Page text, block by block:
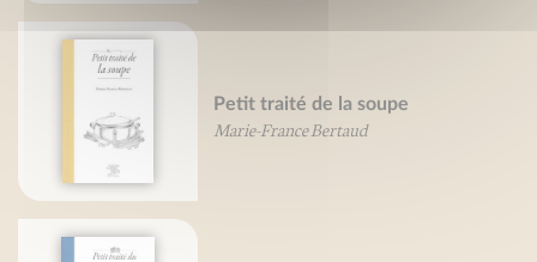
Petit traité de la soupe
Marie-France Bertaud